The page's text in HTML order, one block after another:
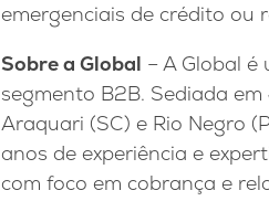
emergenciais de crédito ou
Sobre a Global – A Global
segmento B2B. Sediada
Araquari (SC) e Rio Negro
anos de experiência e
com foco em cobrança e